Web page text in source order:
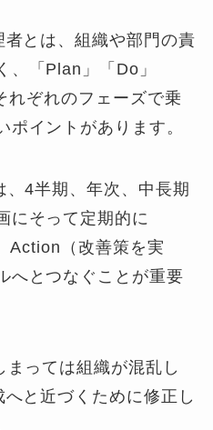
とは、組織や部門の責
、「Plan」「Do」
れぞれのフェーズで乗
ポイントがあります。
4半期、年次、中長期
にそって定期的に
Action（改善策を実
へとつなぐことが重要
っては組織が混乱し
と近づくために修正し